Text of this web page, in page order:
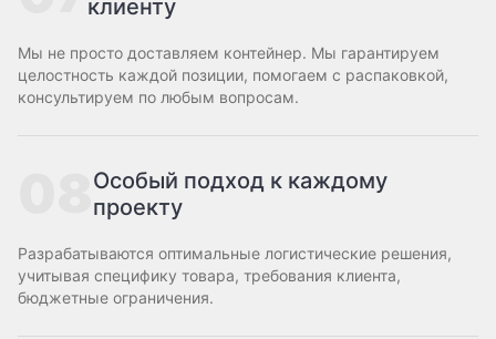
клиенту
Мы не просто доставляем контейнер. Мы гарантируем
целостность каждой позиции, помогаем с распаковкой,
консультируем по любым вопросам.
Особый подход к каждому
проекту
Разрабатываются оптимальные логистические решения,
учитывая специфику товара, требования клиента,
бюджетные ограничения.